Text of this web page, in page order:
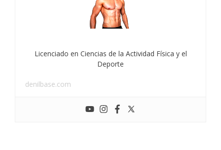
Licenciado en Ciencias de la Actividad Física y el
Deporte
denilbase.com